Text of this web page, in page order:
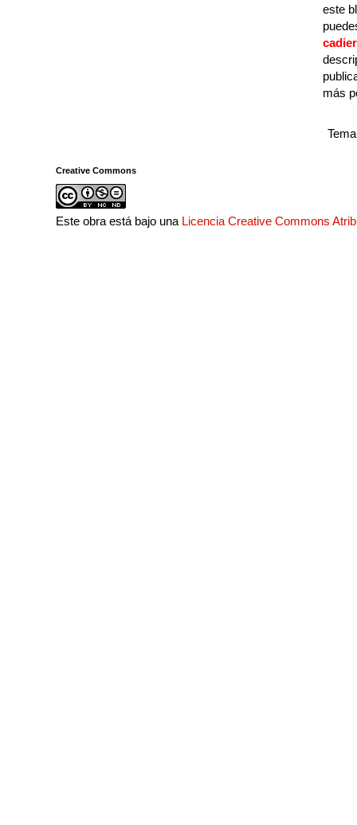
este
más
Creative Commons
Este obra está bajo una Licencia Creative Commons